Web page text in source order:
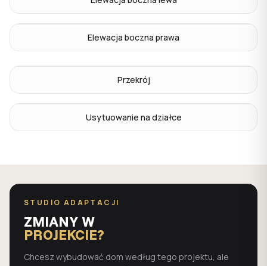
Elewacja boczna prawa
Przekrój
Usytuowanie na działce
STUDIO ADAPTACJI
ZMIANY W
PROJEKCIE?
Chcesz wybudować dom według tego projektu, ale